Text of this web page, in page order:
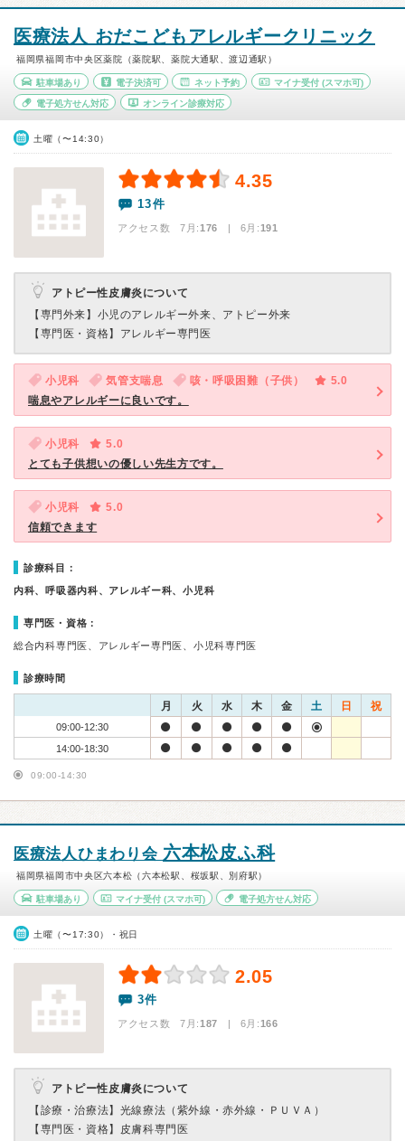
医療法人 おだこどもアレルギークリニック
福岡県福岡市中央区薬院（薬院駅、薬院大通駅、渡辺通駅）
駐車場あり 電子決済可 ネット予約 マイナ受付 (スマホ可)
電子処方せん対応 オンライン診療対応
土曜（〜14:30）
4.35
13件
アクセス数 7月:176 | 6月:191
アトピー性皮膚炎について
【専門外来】 小児のアレルギー外来、アトピー外来
【専門医・資格】 アレルギー専門医
小児科 気管支喘息 咳・呼吸困難（子供）
5.0
喘息やアレルギーに良いです。
小児科
5.0
とても子供想いの優しい先生方です。
小児科
5.0
信頼できます
診療科目：
内科、呼吸器内科、アレルギー科、小児科
専門医・資格：
総合内科専門医、アレルギー専門医、小児科専門医
診療時間
月 火 水 木 金 土 日 祝
09:00-12:30
14:00-18:30
09:00-14:30
医療法人ひまわり会 六本松皮ふ科
福岡県福岡市中央区六本松（六本松駅、桜坂駅、別府駅）
駐車場あり マイナ受付(スマホ可) 電子処方せん対応
土曜（〜17:30）・祝日
2.05
3件
アクセス数 7月:187 | 6月:166
アトピー性皮膚炎について
【診療・治療法】 光線療法（紫外線・赤外線・ＰＵＶＡ）
【専門医・資格】 皮膚科専門医